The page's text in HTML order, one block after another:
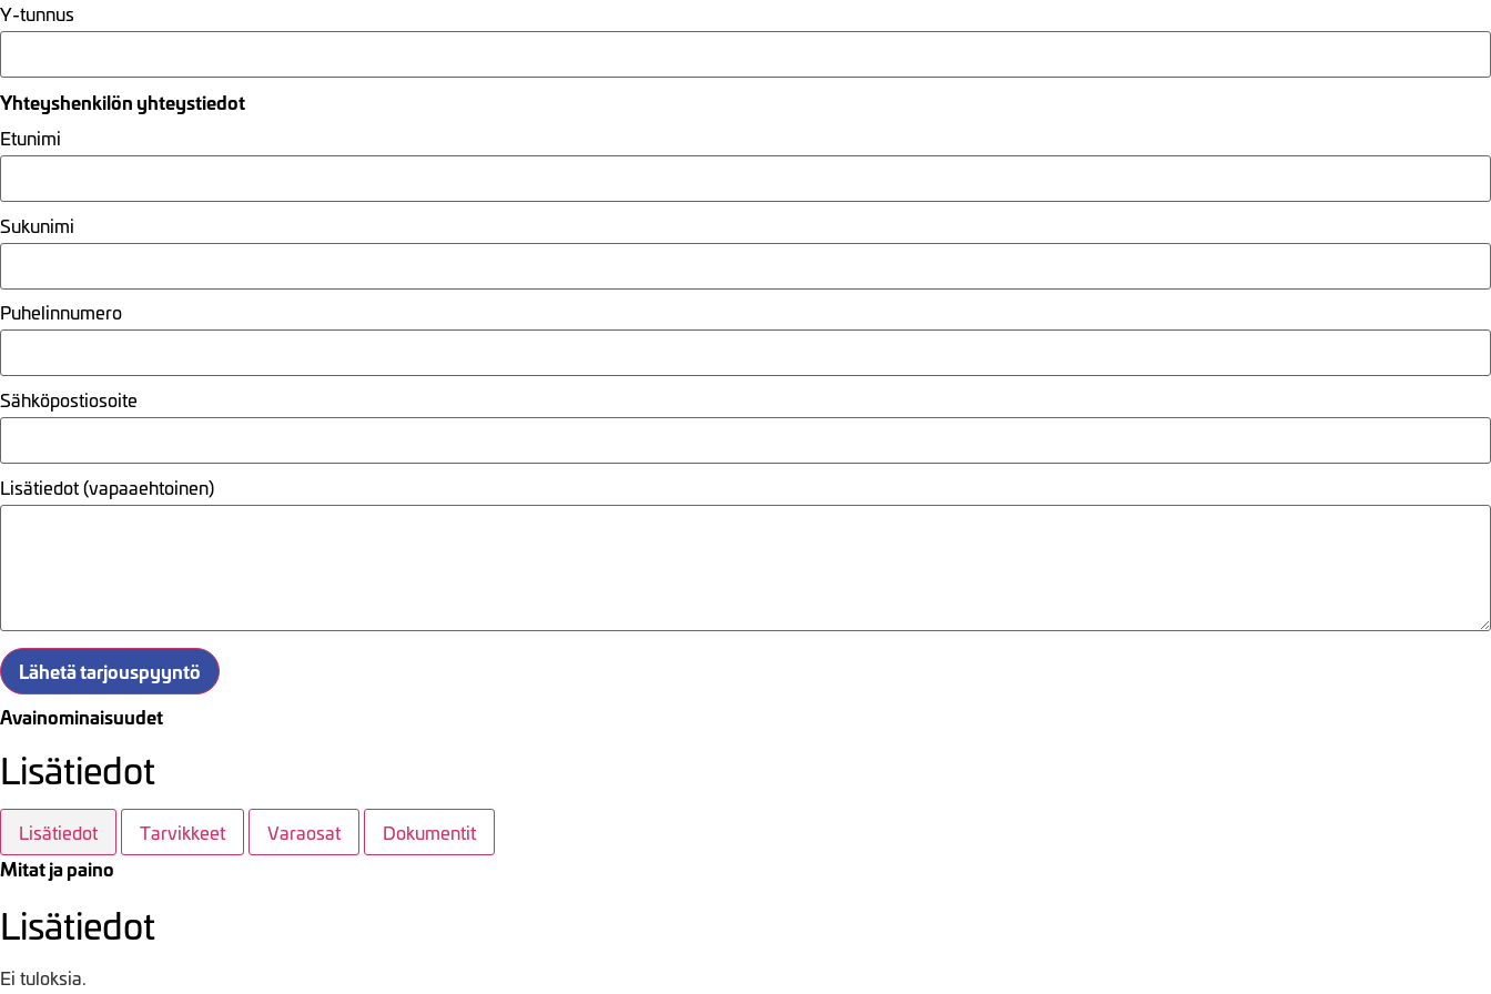
Y-tunnus
Yhteyshenkilön yhteystiedot
Etunimi
Sukunimi
Puhelinnumero
Sähköpostiosoite
Lisätiedot (vapaaehtoinen)
Lähetä tarjouspyyntö
Avainominaisuudet
Lisätiedot
Lisätiedot Tarvikkeet Varaosat Dokumentit
Mitat ja paino
Lisätiedot
Ei tuloksia.